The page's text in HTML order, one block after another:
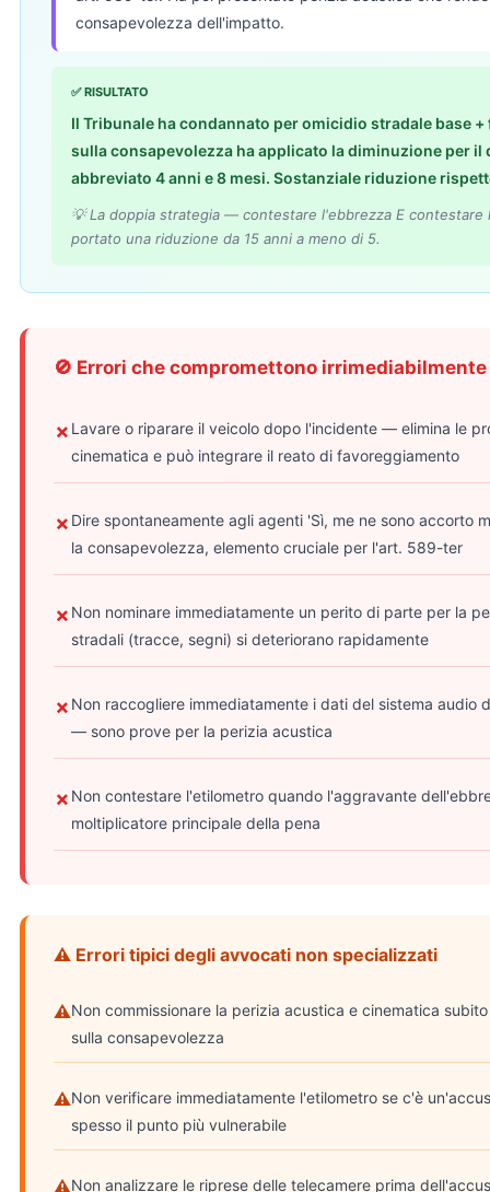
consapevolezza dell'impatto.
✅ RISULTATO
Il Tribunale ha condannato per omicidio stradale base
sulla consapevolezza ha applicato la diminuzione per il
abbreviato 4 anni e 8 mesi. Sostanziale riduzione
💡 La doppia strategia — contestare l'ebbrezza E
portato una riduzione da 15 anni a meno di 5.
🚫 Errori che compromettono
✗ Lavare o riparare il veicolo dopo l'incidente — elimina le
cinematica e può integrare il reato di favoreggiamento
✗ Dire spontaneamente agli agenti 'Sì, me ne sono accorto
la consapevolezza, elemento cruciale per l'art. 589-ter
✗ Non nominare immediatamente un perito di parte per la
stradali (tracce, segni) si deteriorano rapidamente
✗ Non raccogliere immediatamente i dati del sistema audio
— sono prove per la perizia acustica
✗ Non contestare l'etilometro quando l'aggravante
moltiplicatore principale della pena
⚠ Errori tipici degli avvocati non specializzati
⚠Non commissionare la perizia acustica e cinematica
sulla consapevolezza
⚠Non verificare immediatamente l'etilometro se c'è
spesso il punto più vulnerabile
⚠Non analizzare le riprese delle telecamere prima